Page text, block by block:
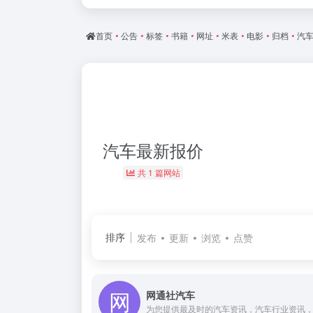
首页 • 公告 • 标签 • 书籍 • 网址 • 米表 • 电影 • 归档 • 汽车
汽车最新报价
共 1 篇网站
排序 发布 更新 浏览 点赞
网通社汽车